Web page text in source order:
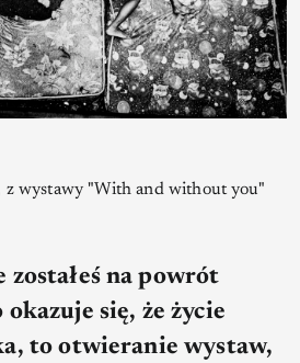
z wystawy "With and without you"
zostałeś na powrót
się, że życie
to otwieranie wystaw,